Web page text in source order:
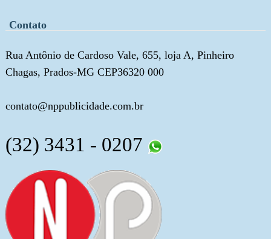
Contato
Rua Antônio de Cardoso Vale, 655, loja A, Pinheiro
Chagas, Prados-MG CEP36320 000
contato@nppublicidade.com.br
(32) 3431 - 0207